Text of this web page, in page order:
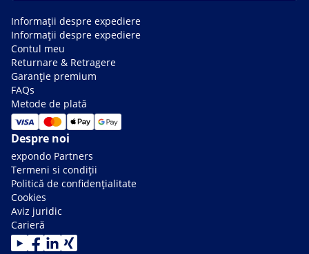
Informații despre expediere
Informații despre expediere
Contul meu
Returnare & Retragere
Garanție premium
FAQs
Metode de plată
Despre noi
expondo Partners
Termeni si condiții
Politică de confidențialitate
Cookies
Aviz juridic
Carieră